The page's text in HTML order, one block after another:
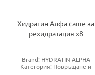
Хидратин Алфа саше за
рехидратация х8
Brand: HYDRATIN ALPHA
Категория: Повръщане и